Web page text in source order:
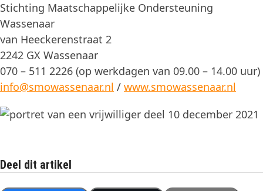
Stichting Maatschappelijke Ondersteuning
Wassenaar
van Heeckerenstraat 2
2242 GX Wassenaar
070 – 511 2226 (op werkdagen van 09.00 – 14.00 uur)
info@smowassenaar.nl / www.smowassenaar.nl
Deel dit artikel